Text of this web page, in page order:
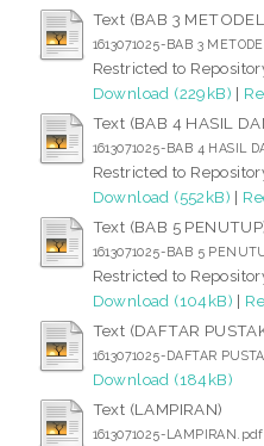
Text (BAB 3
1613071025-BAB 3
Restricted to
Download (229kB) |
Text (BAB 4 HASIL
1613071025-BAB 4 HASIL
Restricted to
Download (552kB) |
Text (BAB 5
1613071025-BAB 5
Restricted to
Download (104kB) |
Text (DAFTAR
1613071025-DAFTAR
Download (184kB)
Text (LAMPIRAN)
1613071025-LAMPIRAN.pdf